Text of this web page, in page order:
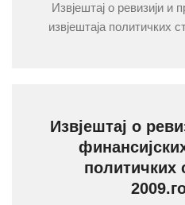
Извјештај о ревизији и
извјештаја политичких
Извјештај о
политичких